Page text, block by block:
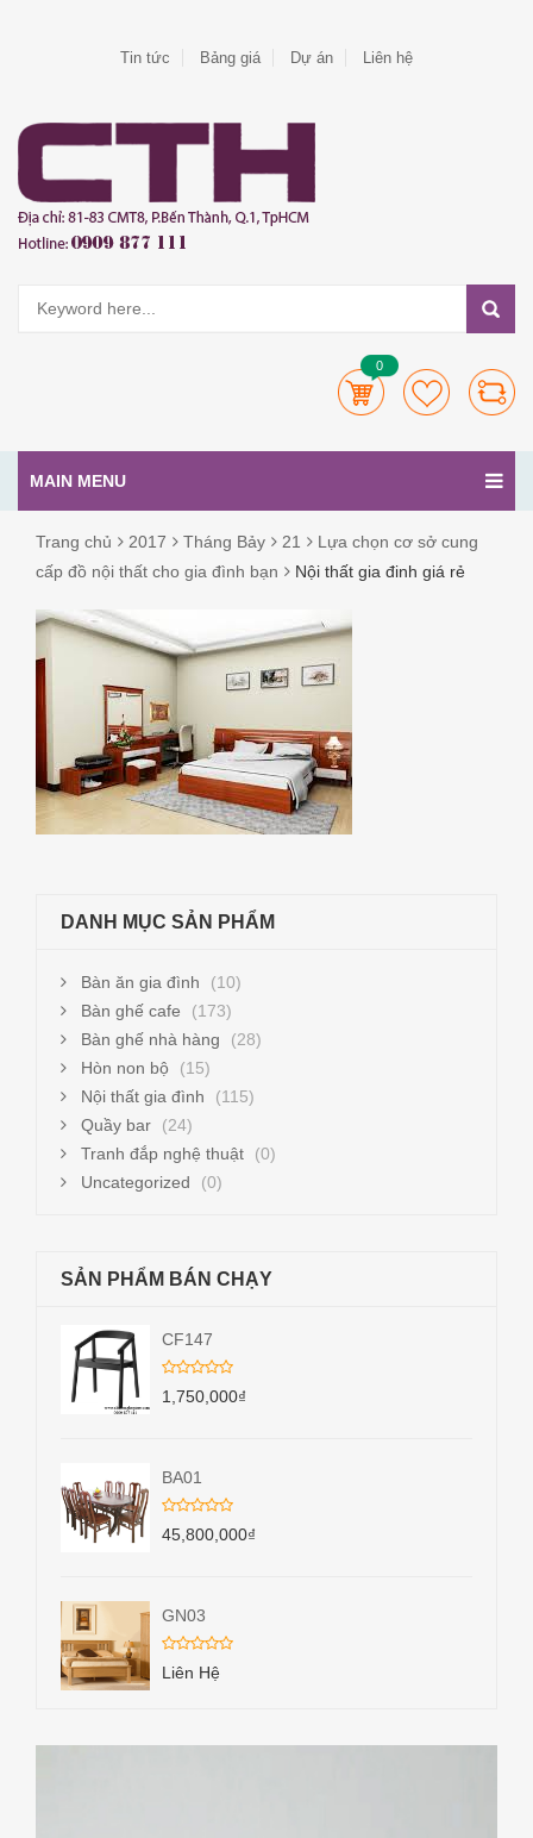
Tin tức Bảng giá Dự án Liên hệ
0
MAIN MENU
Trang chủ 2017 Tháng Bảy 21
Lựa chọn cơ sở cung
cấp đồ nội thất cho gia đình bạn
Nội thất gia đinh giá rẻ
NỘI
THẤT
GIA
ĐINH
GIÁ
DANH MỤC SẢN PHẨM
Bàn ăn gia đình
(10)
Bàn ghế cafe
(173)
Bàn ghế nhà hàng
(28)
Hòn non bộ
(15)
Nội thất gia đình
(115)
Quầy bar
(24)
Tranh đắp nghệ thuật
(0)
Uncategorized
(0)
SẢN PHẨM BÁN CHẠY
CF147
1,750,000₫
BA01
45,800,000₫
GN03
Liên Hệ